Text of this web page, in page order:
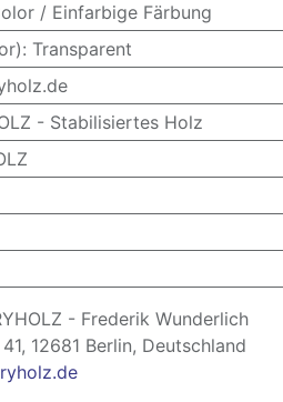
/ Einfarbige Färbung
: Transparent
- Stabilisiertes Holz
- Frederik Wunderlich
12681 Berlin, Deutschland